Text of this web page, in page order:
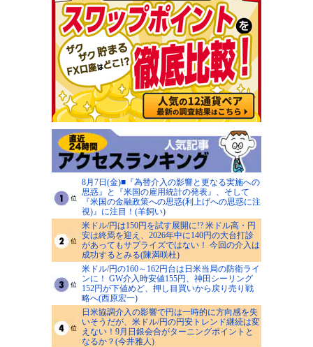
8月7日(金)■『為替介入の影響と更なる実施への
思惑』と『米国の雇用統計の発表』、そして
『米国の金融政策への思惑(利上げへの思惑に注
視)』に注目！(羊飼い)
米ドル/円は150円を試す展開に!? 米ドル高・円
安は終焉を迎え、2026年中に140円の大台打診
があってもサプライズではない！ 今回の介入は
成功するとみる(陳満咲杜)
米ドル/円の160～162円台は日米当局の防衛ライ
ンに！ GW介入時安値155円、神田シーリング
152円が下値めど、押し目買いから戻り売り戦
略へ(西原宏一)
日米協調介入の影響で円は一時的に方向感を失
いそうだが、米ドル/円の円安トレンド継続は変
えない！9月日銀会合がターニングポイントと
なるか？(今井雅人)